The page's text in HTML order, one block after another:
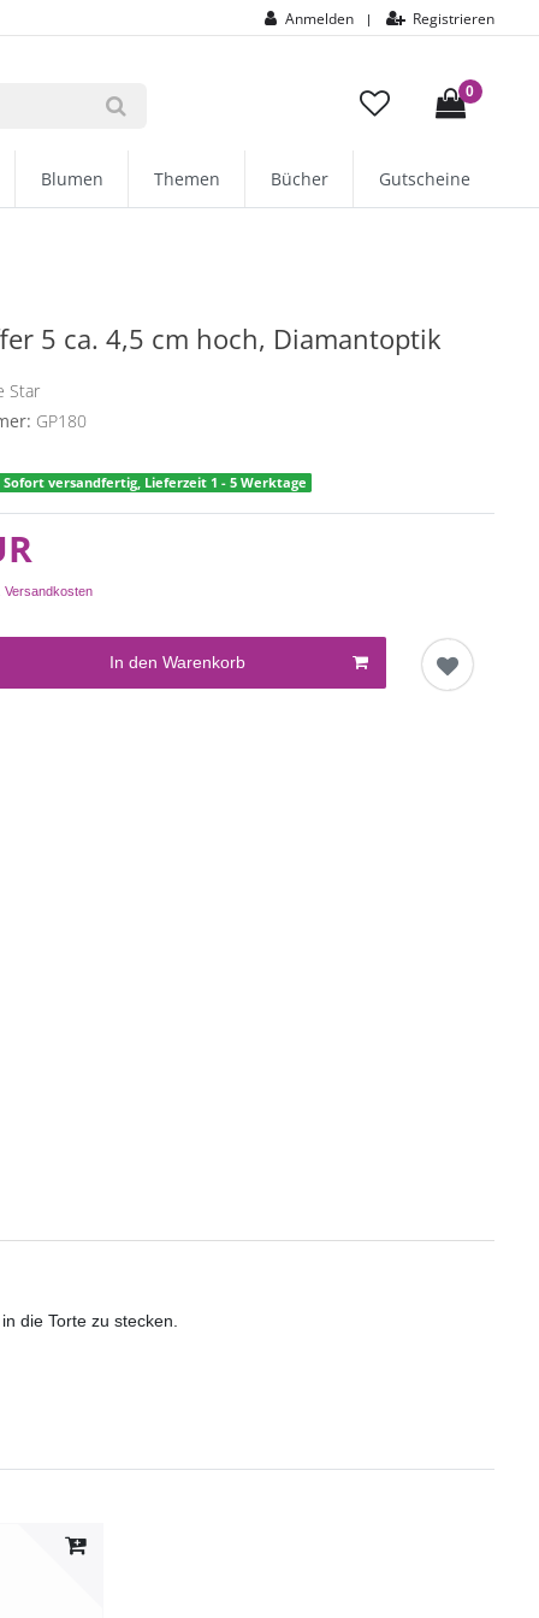
Anmelden | Registrieren
0
Blumen Themen Bücher Gutscheine
5 ca. 4,5 cm hoch, Diamantoptik
Star
GP180
Sofort versandfertig, Lieferzeit 1 - 5 Werktage
Versandkosten
In den Warenkorb
die Torte zu stecken.